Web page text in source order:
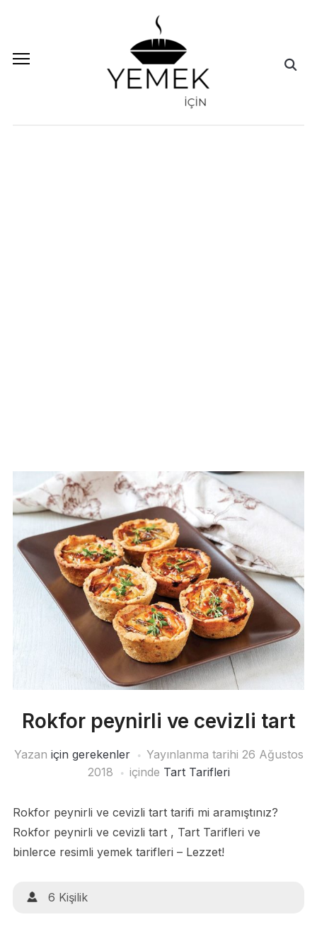
Rokfor peynirli ve cevizli tart
Yazan için gerekenler Yayınlanma tarihi 26 Ağustos
2018
içinde Tart Tarifleri
Rokfor peynirli ve cevizli tart tarifi mi aramıştınız?
Rokfor peynirli ve cevizli tart , Tart Tarifleri ve
binlerce resimli yemek tarifleri – Lezzet!
6 Kişilik